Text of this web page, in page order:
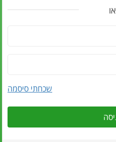
או
שכחתי סיסמה